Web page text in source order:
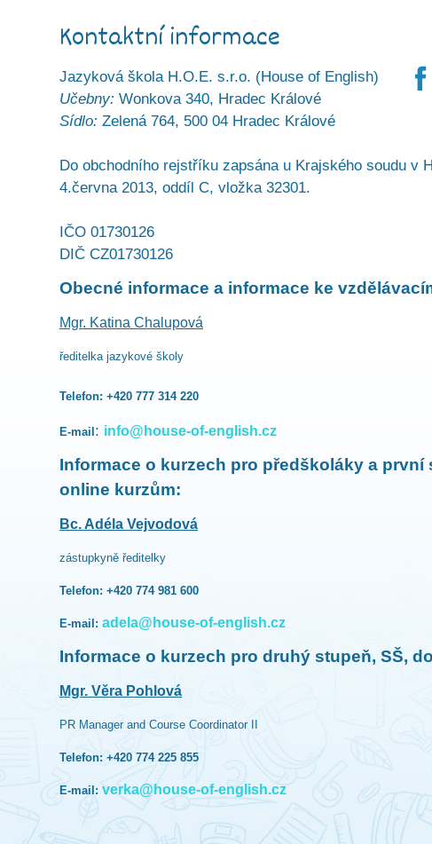
Kontaktní informace
Jazyková škola H.O.E. s.r.o. (House of English)
Učebny: Wonkova 340, Hradec Králové
Sídlo: Zelená 764, 500 04 Hradec Králové
Do obchodního rejstříku zapsána u Krajského soudu v
4.června 2013, oddíl C, vložka 32301.
IČO 01730126
DIČ CZ01730126
Obecné informace a informace ke
Mgr. Katina Chalupová
ředitelka jazykové školy
Telefon: +420 777 314 220
E-mail : info@house-of-english.cz
Informace o kurzech pro předškoláky a první
online kurzům:
Bc. Adéla Vejvodová
zástupkyně ředitelky
Telefon: +420 774 981 600
E-mail: adela@house-of-english.cz
Informace o kurzech pro druhý stupeň, SŠ,
Mgr. Věra Pohlová
PR Manager and Course Coordinator II
Telefon: +420 774 225 855
E-mail: verka@house-of-english.cz